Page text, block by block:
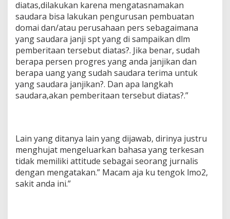
diatas,dilakukan karena mengatasnamakan
saudara bisa lakukan pengurusan pembuatan
domai dan/atau perusahaan pers sebagaimana
yang saudara janji spt yang di sampaikan dlm
pemberitaan tersebut diatas?. Jika benar, sudah
berapa persen progres yang anda janjikan dan
berapa uang yang sudah saudara terima untuk
yang saudara janjikan?. Dan apa langkah
saudara,akan pemberitaan tersebut diatas?.”
Lain yang ditanya lain yang dijawab, dirinya justru
menghujat mengeluarkan bahasa yang terkesan
tidak memiliki attitude sebagai seorang jurnalis
dengan mengatakan.” Macam aja ku tengok lmo2,
sakit anda ini.”